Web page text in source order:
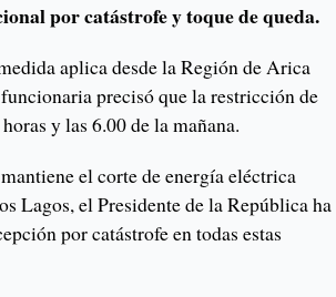
por catástrofe y toque de queda.
aplica desde la Región de Arica
precisó que la restricción de
y las 6.00 de la mañana.
el corte de energía eléctrica
Lagos, el Presidente de la República ha
por catástrofe en todas estas